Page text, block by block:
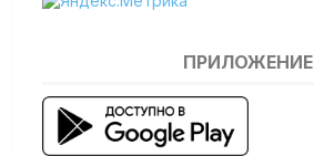
ПРИЛОЖЕНИЕ